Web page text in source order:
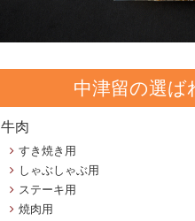
中津留の選
牛肉
すき焼き用
しゃぶしゃぶ用
ステーキ用
焼肉用